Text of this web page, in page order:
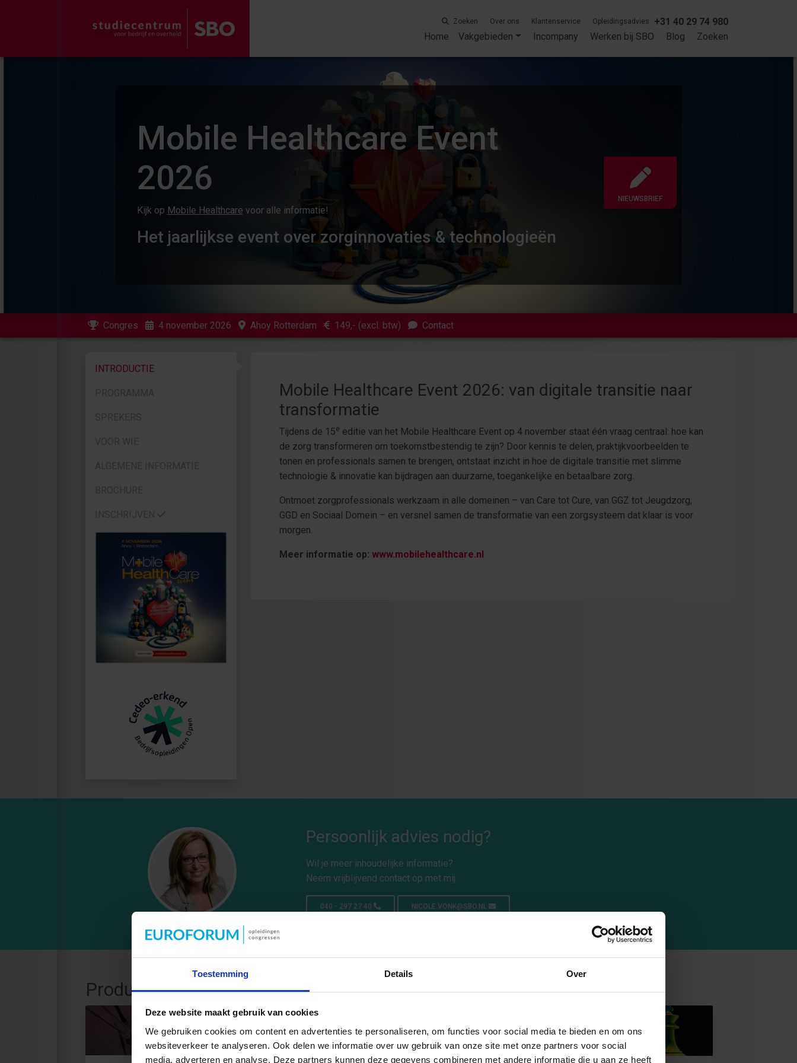
Toestemming Details Over
Deze website maakt gebruik van cookies
We gebruiken cookies om content en advertenties te personaliseren, om functies voor social media te bieden en om ons
websiteverkeer te analyseren. Ook delen we informatie over uw gebruik van onze site met onze partners voor social
media, adverteren en analyse. Deze partners kunnen deze gegevens combineren met andere informatie die u aan ze heeft
Zoeken Over ons Klantenservice Opleidingsadvies
+31 40 29 74 980
Home
Vakgebieden Incompany Werken bij SBO Blog Zoeken
Mobile Healthcare Event
2026
Kijk op Mobile Healthcare voor alle informatie!
Het jaarlijkse event over zorginnovaties & technologieën
NIEUWSBRIEF
Congres 4 november 2026 Ahoy Rotterdam 149,- (excl. btw) Contact
INTRODUCTIE
Mobile Healthcare Event 2026: van digitale transitie naar
transformatie
Tijdens de 15e editie van het Mobile Healthcare Event op 4 november staat één vraag centraal: hoe kan
de zorg transformeren om toekomstbestendig te zijn? Door kennis te delen, praktijkvoorbeelden te
tonen en professionals samen te brengen, ontstaat inzicht in hoe de digitale transitie met slimme
technologie & innovatie kan bijdragen aan duurzame, toegankelijke en betaalbare zorg.
Ontmoet zorgprofessionals werkzaam in alle domeinen – van Care tot Cure, van GGZ tot Jeugdzorg,
GGD en Sociaal Domein – en versnel samen de transformatie van een zorgsysteem dat klaar is voor
morgen.
Meer informatie op: www.mobilehealthcare.nl
Persoonlijk advies nodig?
Wil je meer inhoudelijke informatie?
Neem vrijblijvend contact op met mij.
040 - 297 27 40 NICOLE.VONK@SBO.NL
Productaanbod